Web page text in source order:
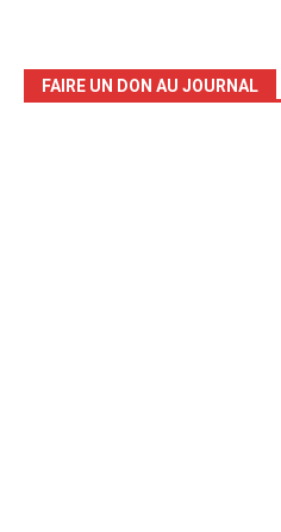
FAIRE UN DON AU JOURNAL